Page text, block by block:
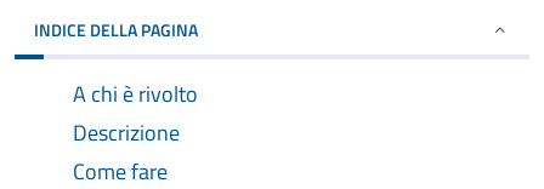
INDICE DELLA PAGINA
A chi è rivolto
Descrizione
Come fare